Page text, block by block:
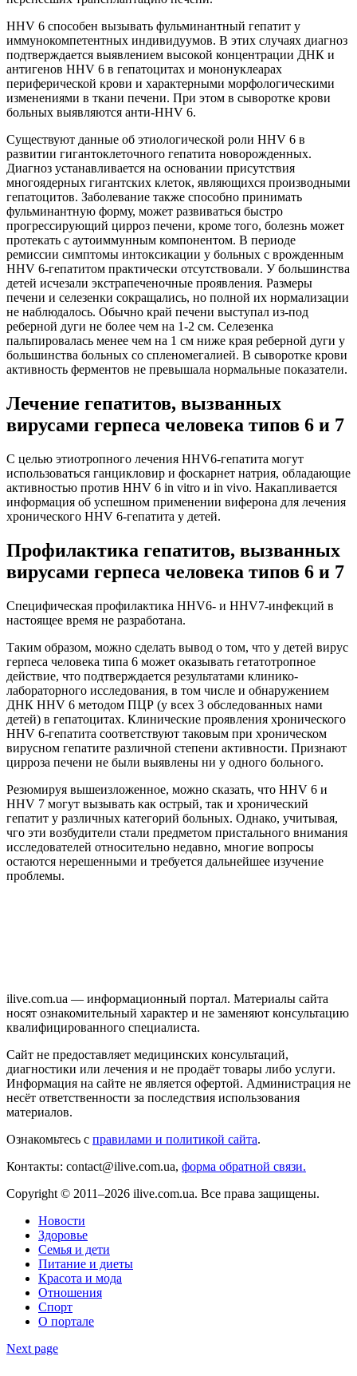
HHV 6 способен вызывать фульминантный гепатит у
иммунокомпетентных индивидуумов. В этих случаях диагноз
подтверждается выявлением высокой концентрации ДНК и
антигенов HHV 6 в гепатоцитах и мононуклеарах
периферической крови и характерными морфологическими
изменениями в ткани печени. При этом в сыворотке крови
больных выявляются анти-HHV 6.
Существуют данные об этиологической роли HHV 6 в
развитии гигантоклеточного гепатита новорожденных.
Диагноз устанавливается на основании присутствия
многоядерных гигантских клеток, являющихся производными
гепатоцитов. Заболевание также способно принимать
фульминантную форму, может развиваться быстро
прогрессирующий цирроз печени, кроме того, болезнь может
протекать с аутоиммунным компонентом. В периоде
ремиссии симптомы интоксикации у больных с врожденным
ННV 6-гепатитом практически отсутствовали. У большинства
детей исчезали экстрапеченочные проявления. Размеры
печени и селезенки сокращались, но полной их нормализации
не наблюдалось. Обычно край печени выступал из-под
реберной дуги не более чем на 1-2 см. Селезенка
пальпировалась менее чем на 1 см ниже края реберной дуги у
большинства больных со спленомегалией. В сыворотке крови
активность ферментов не превышала нормальные показатели.
Лечение гепатитов, вызванных
вирусами герпеса человека типов 6 и 7
С целью этиотропного лечения HHV6-гепатита могут
использоваться ганцикловир и фоскарнет натрия, обладающие
активностью против HHV 6 in vitro и in vivo. Накапливается
информация об успешном применении виферона для лечения
хронического HHV 6-гепатита у детей.
Профилактика гепатитов, вызванных
вирусами герпеса человека типов 6 и 7
Специфическая профилактика HHV6- и HHV7-инфекций в
настоящее время не разработана.
Таким образом, можно сделать вывод о том, что у детей вирус
герпеса человека типа 6 может оказывать гетатотропное
действие, что подтверждается результатами клинико-
лабораторного исследования, в том числе и обнаружением
ДНК HHV 6 методом ПЦР (у всех 3 обследованных нами
детей) в гепатоцитах. Клинические проявления хронического
HHV 6-гепатита соответствуют таковым при хроническом
вирусном гепатите различной степени активности. Признают
цирроза печени не были выявлены ни у одного больного.
Резюмируя вышеизложенное, можно сказать, что HHV 6 и
HHV 7 могут вызывать как острый, так и хронический
гепатит у различных категорий больных. Однако, учитывая,
чго эти возбудители стали предметом пристального внимания
исследователей относительно недавно, многие вопросы
остаются нерешенными и требуется дальнейшее изучение
проблемы.
ilive.com.ua — информационный портал. Материалы сайта
носят ознакомительный характер и не заменяют консультацию
квалифицированного специалиста.
Сайт не предоставляет медицинских консультаций,
диагностики или лечения и не продаёт товары либо услуги.
Информация на сайте не является офертой. Администрация не
несёт ответственности за последствия использования
материалов.
Ознакомьтесь с правилами и политикой сайта.
Контакты: contact@ilive.com.ua, форма обратной связи.
Copyright © 2011–2026 ilive.com.ua. Все права защищены.
Новости
Здоровье
Семья и дети
Питание и диеты
Красота и мода
Отношения
Спорт
О портале
Next page